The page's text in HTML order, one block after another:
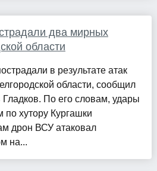
два мирных
области
в результате атак
области, сообщил
Гладков. По его словам, удары
хутору Кургашки
дрон ВСУ атаковал
на...